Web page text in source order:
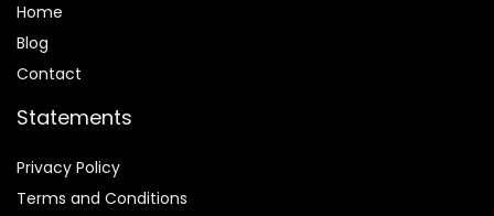
Home
Blog
Contact
Statements
Privacy Policy
Terms and Conditions